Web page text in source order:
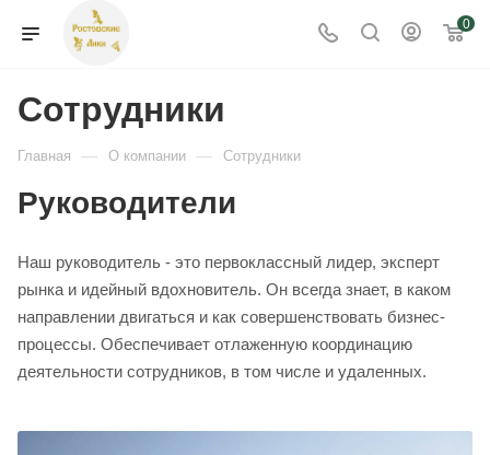
0
Сотрудники
Главная — О компании — Сотрудники
Руководители
Наш руководитель - это первоклассный лидер, эксперт
рынка и идейный вдохновитель. Он всегда знает, в каком
направлении двигаться и как совершенствовать бизнес-
процессы. Обеспечивает отлаженную координацию
деятельности сотрудников, в том числе и удаленных.